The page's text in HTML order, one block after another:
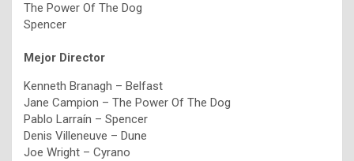
The Power Of The Dog
Spencer
Mejor Director
Kenneth Branagh – Belfast
Jane Campion – The Power Of The Dog
Pablo Larraín – Spencer
Denis Villeneuve – Dune
Joe Wright – Cyrano